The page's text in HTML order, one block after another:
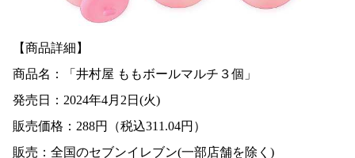
【商品詳細】
商品名：
「井村屋 ももボールマルチ３個」
発売日：2024年4月2日(火)
販売価格：288円（税込311.04円）
販売：全国のセブンイレブン(一部店舗を除く)